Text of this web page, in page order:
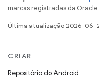
marcas registradas da Oracle
Última atualização 2026-06-
CRIAR
Repositório do Android